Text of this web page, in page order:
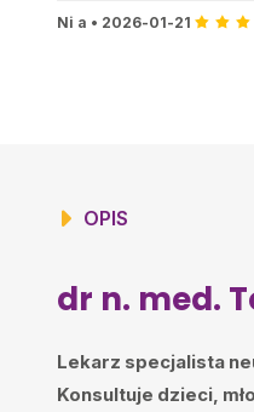
Ni a • 2026-01-21
Jacek•2025-11-06
fakt, że cały czas do
Niesamowity czlowiek,
Martyna•2025-09-30
OPIS
dr n. med.
Lekarz specjalista
Konsultuje dzieci,